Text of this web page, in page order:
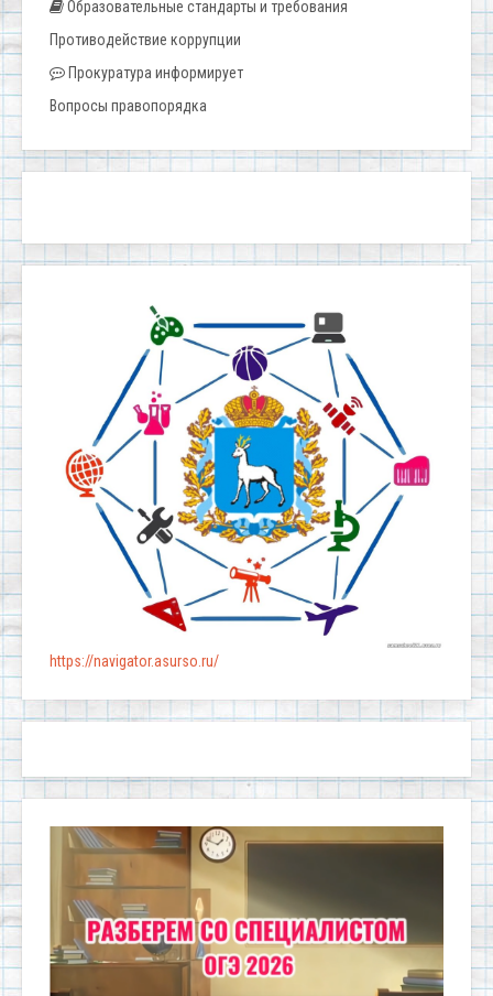
Образовательные стандарты и требования
Противодействие коррупции
Прокуратура информирует
Вопросы правопорядка
https://navigator.asurso.ru/